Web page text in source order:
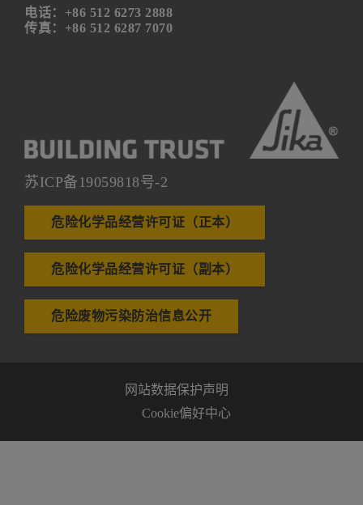
电话：+86 512 6273 2888
传真：+86 512 6287 7070
苏ICP备19059818号-2
危险化学品经营许可证（正本）
危险化学品经营许可证（副本）
危险废物污染防治信息公开
网站数据保护声明
Cookie偏好中心